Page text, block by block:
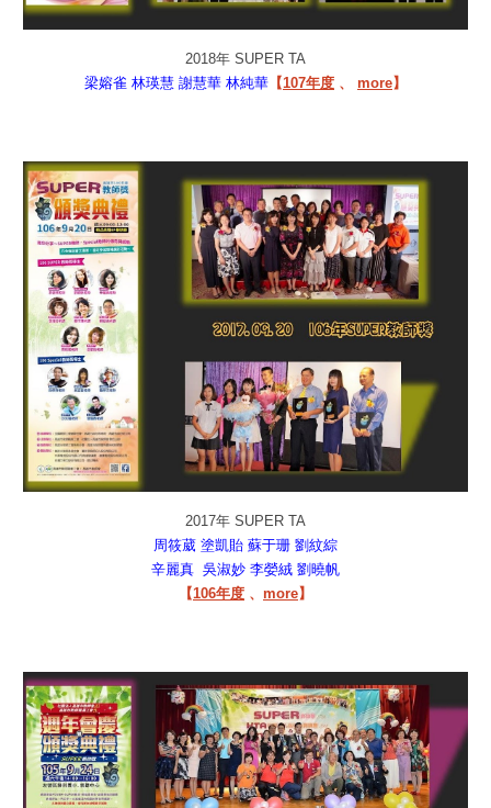
2018年 SUPER TA
梁嫆雀 林瑛慧 謝慧華 林純華 【107年度 、 more】
2017年 SUPER TA
周筱葳 塗凱貽 蘇于珊 劉紋綜
辛麗真 吳淑妙 李嫈絨 劉曉帆
【106年度 、 more】